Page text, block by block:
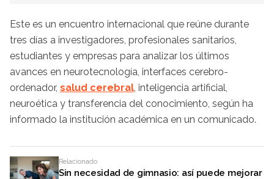
Este es un encuentro internacional que reúne durante
tres días a investigadores, profesionales sanitarios,
estudiantes y empresas para analizar los últimos
avances en neurotecnología, interfaces cerebro-
ordenador, salud cerebral, inteligencia artificial,
neuroética y transferencia del conocimiento, según ha
informado la institución académica en un comunicado.
Relacionado
Sin necesidad de gimnasio: así puede mejorar